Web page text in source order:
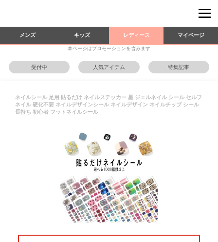
メンズ キッズ レディース マイページ
本ページはプロモーションを含みます
受付中 人気アイテム 特集記事
ネイルシール 足用 貼るだけ ネイルステッカー 星 ジェルネイル シール セルフ
ネイル 硬化不要 ネイルデザインシール ネイルデザイン ネイルチップ シール
長持ち 初心者 フットネイルシール